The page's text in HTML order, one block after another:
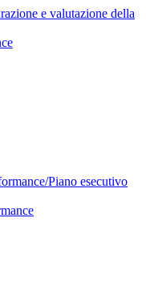
e valutazione della
Piano esecutivo